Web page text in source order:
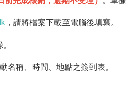
，請將檔案下載至電腦後填寫。
名稱、時間、地點之簽到表。